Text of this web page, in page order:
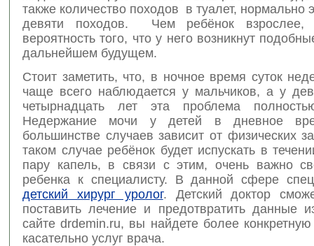
также количество походов в туалет, нормально
девяти походов. Чем ребёнок взрослее,
вероятность того, что у него возникнут
дальнейшем будущем.
Стоит заметить, что, в ночное время суток
чаще всего наблюдается у мальчиков, а у
четырнадцать лет эта проблема
Недержание мочи у детей в дневное
большинстве случаев зависит от физических
таком случае ребёнок будет испускать в
пару капель, в связи с этим, очень важно
ребенка к специалисту. В данной сфере
детский хирург уролог. Детский доктор
поставить лечение и предотвратить данные
сайте drdemin.ru, вы найдете более
касательно услуг врача.